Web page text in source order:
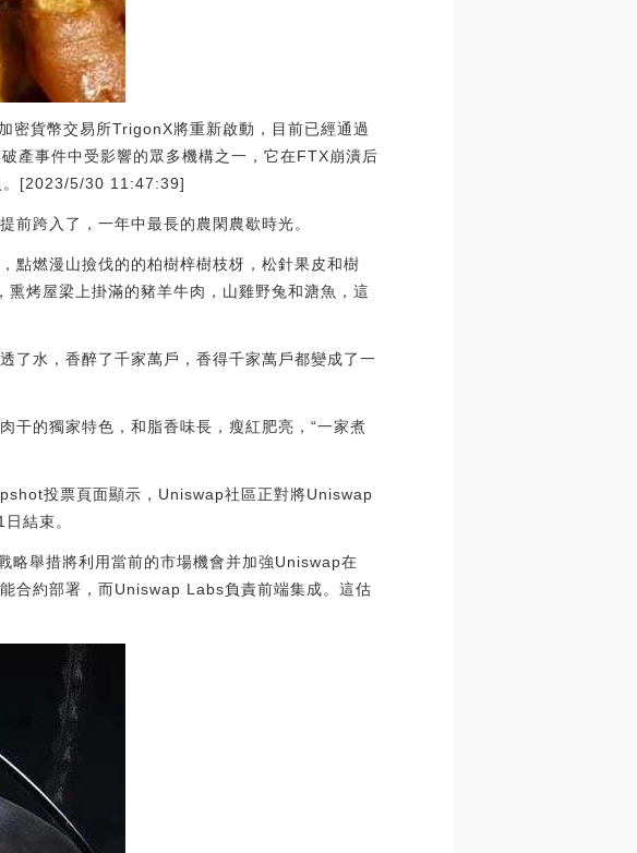
密貨幣交易所TrigonX將重新啟動，目前已經通過
產事件中受影響的眾多機構之一，它在FTX崩潰后
。[2023/5/30 11:47:39]
前跨入了，一年中最長的農閑農歇時光。
點燃漫山撿伐的的柏樹梓樹枝枒，松針果皮和樹
熏烤屋梁上掛滿的豬羊牛肉，山雞野兔和溏魚，這
了水，香醉了千家萬戶，香得千家萬戶都變成了一
干的獨家特色，和脂香味長，瘦紅肥亮，“一家煮
投票頁面顯示，Uniswap社區正對將Uniswap
結束。
舉措將利用當前的市場機會并加強Uniswap在
合約部署，而Uniswap Labs負責前端集成。這估